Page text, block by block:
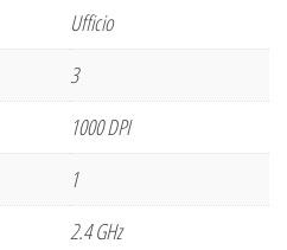
Ufficio
3
1000 DPI
1
2.4 GHz